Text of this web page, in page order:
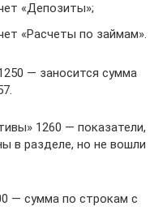
«Депозиты»;
«Расчеты по займам».
— заносится сумма
1260 — показатели,
в разделе, но не вошли
— сумма по строкам с